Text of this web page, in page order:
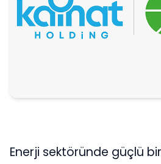
Enerji sektöründe güçlü